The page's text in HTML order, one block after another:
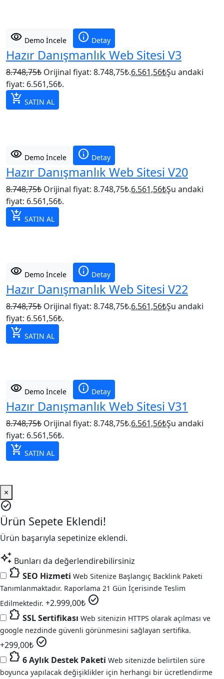
visibility Demo İncele info Detay
Hazır Danışmanlık Web Sitesi V3
8.748,75₺ Orijinal fiyat: 8.748,75₺.6.561,56₺Şu andaki
fiyat: 6.561,56₺.
add_shopping_cart SATIN AL
visibility Demo İncele info Detay
Hazır Danışmanlık Web Sitesi V20
8.748,75₺ Orijinal fiyat: 8.748,75₺.6.561,56₺Şu andaki
fiyat: 6.561,56₺.
add_shopping_cart SATIN AL
visibility Demo İncele info Detay
Hazır Danışmanlık Web Sitesi V22
8.748,75₺ Orijinal fiyat: 8.748,75₺.6.561,56₺Şu andaki
fiyat: 6.561,56₺.
add_shopping_cart SATIN AL
visibility Demo İncele info Detay
Hazır Danışmanlık Web Sitesi V31
8.748,75₺ Orijinal fiyat: 8.748,75₺.6.561,56₺Şu andaki
fiyat: 6.561,56₺.
add_shopping_cart SATIN AL
×
check_circle
Ürün Sepete Eklendi!
Ürün başarıyla sepetinize eklendi.
auto_awesome Bunları da değerlendirebilirsiniz
extension SEO Hizmeti Web Sitenize Başlangıç Backlink Paketi
Tanımlanmaktadır. Raporlama 21 Gün İçerisinde Teslim
Edilmektedir. +2.999,00₺ check_circle
extension SSL Sertifikası Web sitenizin HTTPS olarak açılması ve
google nezdinde güvenli görünmesini sağlayan sertifika.
+299,00₺ check_circle
extension 6 Aylık Destek Paketi Web sitenizde belirtilen süre
boyunca yapılacak değişiklikler için herhangi bir ücretlendirme